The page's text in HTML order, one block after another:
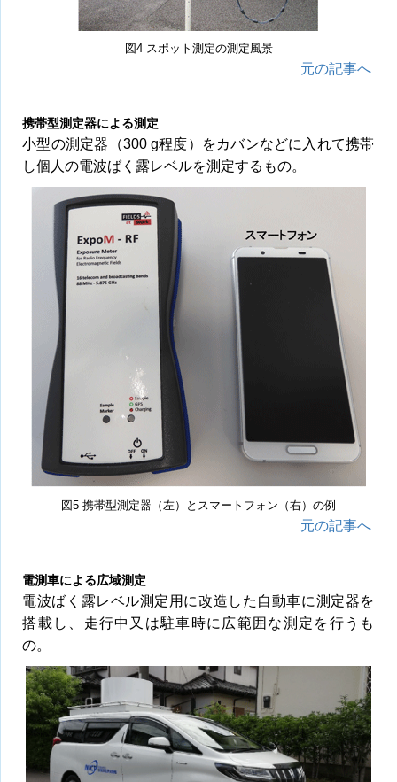
図4 スポット測定の測定風景
元の記事へ
携帯型測定器による測定
小型の測定器（300 g程度）をカバンなどに入れて携帯
し個人の電波ばく露レベルを測定するもの。
図5 携帯型測定器（左）とスマートフォン（右）の例
元の記事へ
電測車による広域測定
電波ばく露レベル測定用に改造した自動車に測定器を
搭載し、走行中又は駐車時に広範囲な測定を行うも
の。